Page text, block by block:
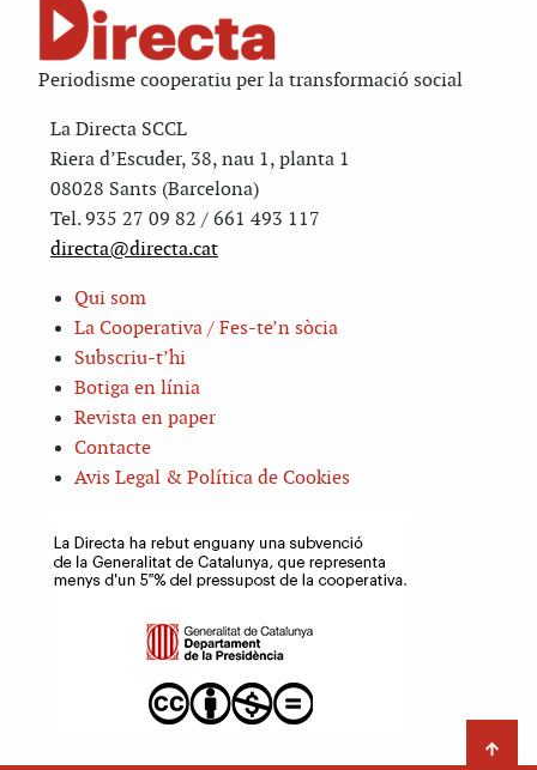
Periodisme cooperatiu per la transformació social
La Directa SCCL
Riera d’Escuder, 38, nau 1, planta 1
08028 Sants (Barcelona)
Tel. 935 27 09 82 / 661 493 117
directa@directa.cat
Qui som
La Cooperativa / Fes-te’n sòcia
Subscriu-t’hi
Botiga en línia
Revista en paper
Contacte
Avis Legal & Política de Cookies